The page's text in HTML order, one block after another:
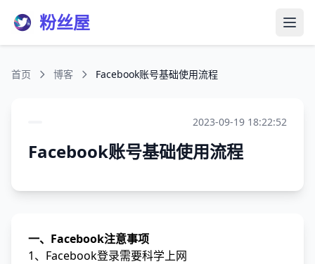
粉丝屋 打开
首页 博客 Facebook账号基础使用流程
2023-09-19 18:22:52
Facebook账号基础使用流程
一、Facebook注意事项
1、Facebook登录需要科学上网